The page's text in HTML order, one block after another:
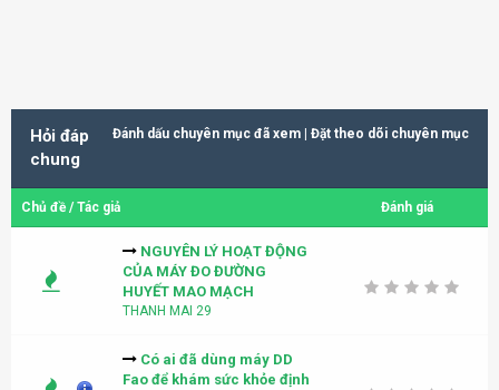
Đánh dấu chuyên mục đã xem Đặt theo dõi chuyên mục
Hỏi đáp
chung
Chủ đề/Tác giả Đánh giá
NGUYÊN LÝ HOẠT ĐỘNG
CỦA MÁY ĐO ĐƯỜNG
HUYẾT MAO MẠCH
THANH MAI 29
Có ai đã dùng máy DD
Fao để khám sức khỏe định